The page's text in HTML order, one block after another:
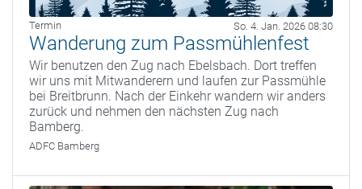
Termin So. 4. Jan. 2026 08:30
Wanderung zum Passmühlenfest
Wir benutzen den Zug nach Ebelsbach. Dort treffen
wir uns mit Mitwanderern und laufen zur Passmühle
bei Breitbrunn. Nach der Einkehr wandern wir anders
zurück und nehmen den nächsten Zug nach
Bamberg.
ADFC Bamberg